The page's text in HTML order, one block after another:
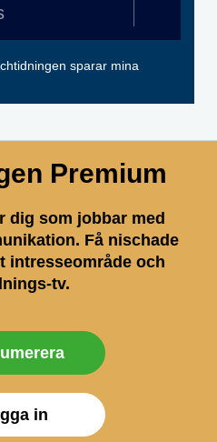
sparar mina
Premium
dig som jobbar med
Få nischade
intresseområde och
tv.
in